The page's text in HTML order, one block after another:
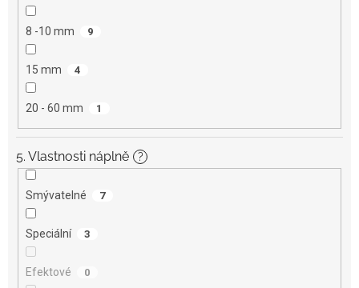
8 -10 mm 9
15 mm 4
20 - 60 mm 1
5. Vlastnosti náplně ?
Smývatelné 7
Speciální 3
Efektové 0